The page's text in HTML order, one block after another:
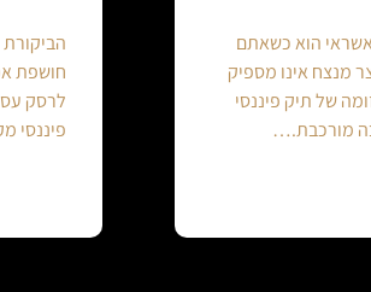
הוא כשאתם
מנצח אינו מספיק
של תיק פיננסי
מורכבת.…
חושפת
לרסק
פיננסי